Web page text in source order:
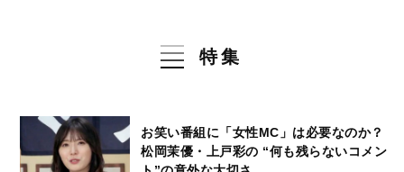
特集
お笑い番組に「女性MC」は必要なのか？
松岡茉優・上戸彩の “何も残らないコメン